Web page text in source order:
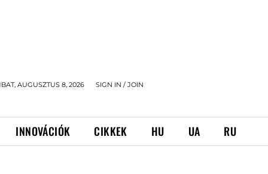
AUGUSZTUS 8, 2026 SIGN IN / JOIN
INNOVÁCIÓK CIKKEK HU UA RU